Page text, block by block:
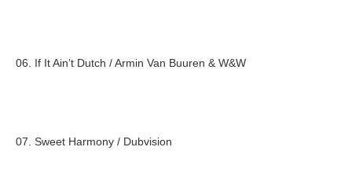
06. If It Ain’t Dutch / Armin Van Buuren & W&W
07. Sweet Harmony / Dubvision